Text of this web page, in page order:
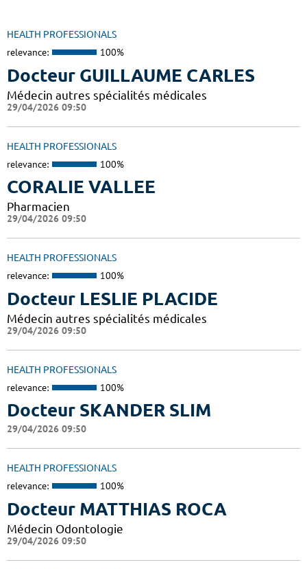
HEALTH PROFESSIONALS
relevance: 100%
Docteur GUILLAUME CARLES
Médecin autres spécialités médicales
29/04/2026 09:50
HEALTH PROFESSIONALS
relevance: 100%
CORALIE VALLEE
Pharmacien
29/04/2026 09:50
HEALTH PROFESSIONALS
relevance: 100%
Docteur LESLIE PLACIDE
Médecin autres spécialités médicales
29/04/2026 09:50
HEALTH PROFESSIONALS
relevance: 100%
Docteur SKANDER SLIM
29/04/2026 09:50
HEALTH PROFESSIONALS
relevance: 100%
Docteur MATTHIAS ROCA
Médecin Odontologie
29/04/2026 09:50